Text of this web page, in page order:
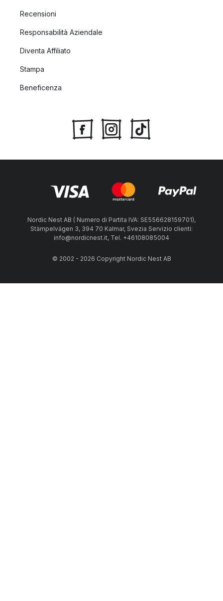
Recensioni
Responsabilità Aziendale
Diventa Affiliato
Stampa
Beneficenza
Nordic Nest AB ( Numero di Partita IVA: SE556628159701),
Stämpelvägen 3, 394 70 Kalmar, Svezia Servizio clienti:
info@nordicnest.it, Tel. +46108085004
© 2002 - 2026 Copyright Nordic Nest AB